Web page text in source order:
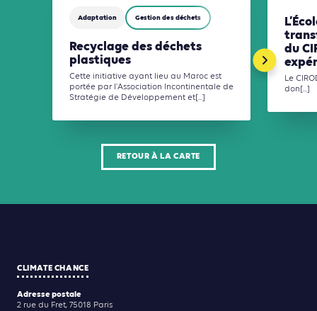
Adaptation Gestion des déchets
Recyclage des déchets
plastiques
Cette initiative ayant lieu au Maroc est
portée par l'Association Incontinentale de
Stratégie de Développement et[...]
du
Le
don[...]
RETOUR À LA CARTE
CLIMATE CHANCE
Adresse postale
2 rue du Fret, 75018 Paris